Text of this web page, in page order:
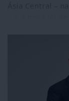
que a Europa,
“o Extremo
aceitar-se